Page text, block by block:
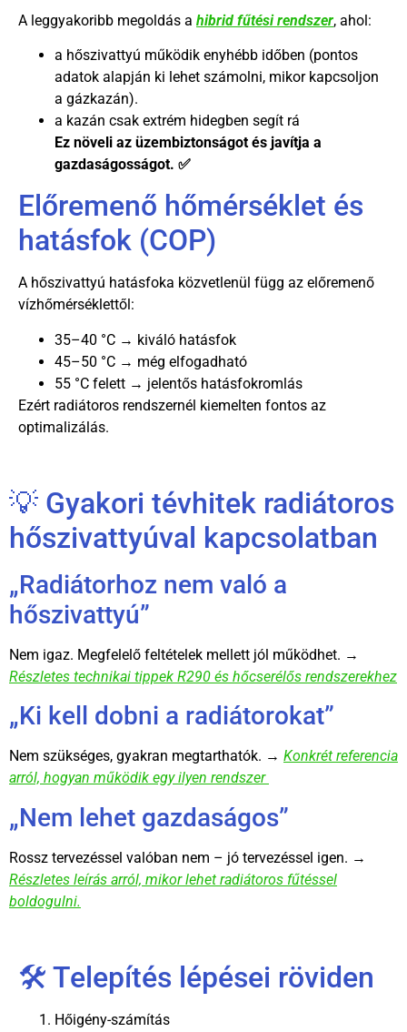
A leggyakoribb megoldás a hibrid fűtési rendszer, ahol:
a hőszivattyú működik enyhébb időben (pontos
adatok alapján ki lehet számolni, mikor kapcsoljon
a gázkazán).
a kazán csak extrém hidegben segít rá
Ez növeli az üzembiztonságot és javítja a
gazdaságosságot. ✅
Előremenő hőmérséklet és
hatásfok (COP)
A hőszivattyú hatásfoka közvetlenül függ az előremenő
vízhőmérséklettől:
35–40 °C → kiváló hatásfok
45–50 °C → még elfogadható
55 °C felett → jelentős hatásfokromlás
Ezért radiátoros rendszernél kiemelten fontos az
optimalizálás.
💡 Gyakori tévhitek radiátoros
hőszivattyúval kapcsolatban
„Radiátorhoz nem való a
hőszivattyú”
Nem igaz. Megfelelő feltételek mellett jól működhet. →
Részletes technikai tippek R290 és hőcserélős rendszerekhez
„Ki kell dobni a radiátorokat”
Nem szükséges, gyakran megtarthatók. → Konkrét referencia
arról, hogyan működik egy ilyen rendszer
„Nem lehet gazdaságos”
Rossz tervezéssel valóban nem – jó tervezéssel igen. →
Részletes leírás arról, mikor lehet radiátoros fűtéssel
boldogulni.
🛠️ Telepítés lépései röviden
Hőigény-számítás